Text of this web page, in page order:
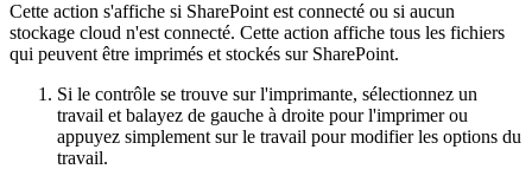
Cette action s'affiche si SharePoint est connecté ou si aucun
stockage cloud n'est connecté. Cette action affiche tous les fichiers
qui peuvent être imprimés et stockés sur SharePoint.
Si le contrôle se trouve sur l'imprimante, sélectionnez un
travail et balayez de gauche à droite pour l'imprimer ou
appuyez simplement sur le travail pour modifier les options du
travail.